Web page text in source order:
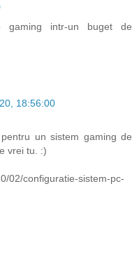
intr-un buget de
18:56:00
un sistem gaming de
vrei tu. :)
02/configuratie-sistem-pc-